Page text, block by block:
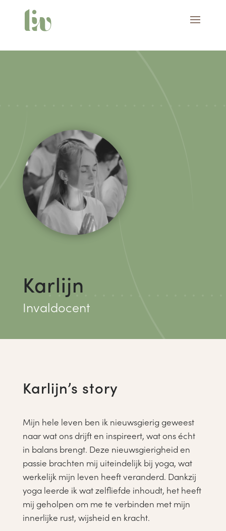
Karlijn
Invaldocent
Karlijn’s story
Mijn hele leven ben ik nieuwsgierig geweest
naar wat ons drijft en inspireert, wat ons écht
in balans brengt. Deze nieuwsgierigheid en
passie brachten mij uiteindelijk bij yoga, wat
werkelijk mijn leven heeft veranderd. Dankzij
yoga leerde ik wat zelfliefde inhoudt, het heeft
mij geholpen om me te verbinden met mijn
innerlijke rust, wijsheid en kracht.